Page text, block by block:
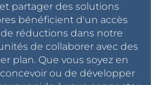
partager des solutions
bénéficient d'un accès
réductions dans notre
de collaborer avec des
plan. Que vous soyez en
ou de développer